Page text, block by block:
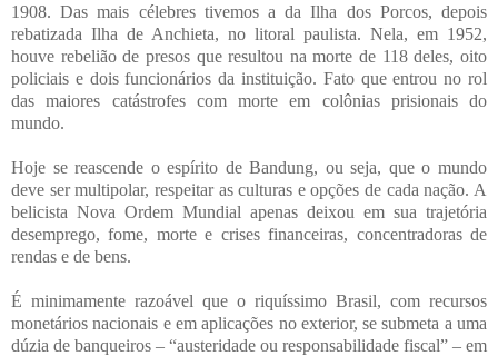
1908. Das mais célebres tivemos a da Ilha dos Porcos, depois
rebatizada Ilha de Anchieta, no litoral paulista. Nela, em 1952,
houve rebelião de presos que resultou na morte de 118 deles, oito
policiais e dois funcionários da instituição. Fato que entrou no rol
das maiores catástrofes com morte em colônias prisionais do
mundo.
Hoje se reascende o espírito de Bandung, ou seja, que o mundo
deve ser multipolar, respeitar as culturas e opções de cada nação. A
belicista Nova Ordem Mundial apenas deixou em sua trajetória
desemprego, fome, morte e crises financeiras, concentradoras de
rendas e de bens.
É minimamente razoável que o riquíssimo Brasil, com recursos
monetários nacionais e em aplicações no exterior, se submeta a uma
dúzia de banqueiros – “austeridade ou responsabilidade fiscal” – em